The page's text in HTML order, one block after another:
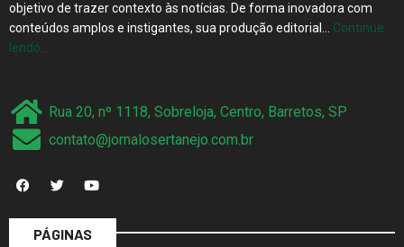
objetivo de trazer contexto às notícias. De forma inovadora com
conteúdos amplos e instigantes, sua produção editorial… Continue
lendo…
Rua 20, nº 1118, Sobreloja, Centro, Barretos, SP
contato@jornalosertanejo.com.br
PÁGINAS